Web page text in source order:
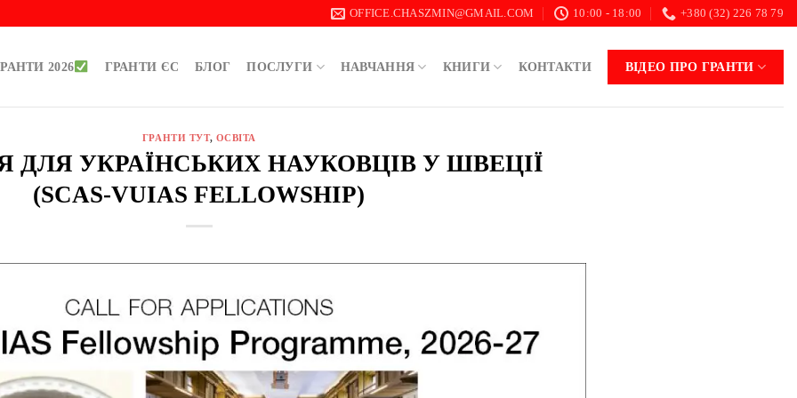
OFFICE.CHASZMIN@GMAIL.COM 10:00 - 18:00 +380 (32) 226 78 79
2026 ГРАНТИ ЄС БЛОГ ПОСЛУГИ НАВЧАННЯ КНИГИ КОНТАКТИ ВІДЕО ПРО ГРАНТИ
ГРАНТИ ТУТ, ОСВІТА
ДЛЯ УКРАЇНСЬКИХ НАУКОВЦІВ У ШВЕЦІЇ
(SCAS-VUIAS FELLOWSHIP)